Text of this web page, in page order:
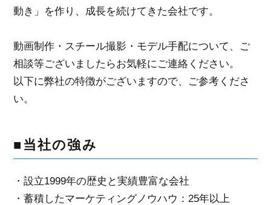
動き」を作り、成長を続けてきた会社です。
動画制作・スチール撮影・モデル手配について、ご
相談等ございましたらお気軽にご連絡ください。
以下に弊社の特徴がございますので、ご参考くださ
い。
■当社の強み
・設立1999年の歴史と実績豊富な会社
・蓄積したマーケティングノウハウ：25年以上